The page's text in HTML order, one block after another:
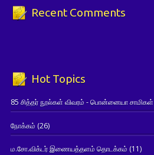
Recent Comments
Hot Topics
85 சித்தர் நூல்கள் விவரம் - பொன்னையா சாமிகள்
நோக்கம் (26)
ம.சோ.விக்டர் இணையத்தளம் தொடக்கம் (11)